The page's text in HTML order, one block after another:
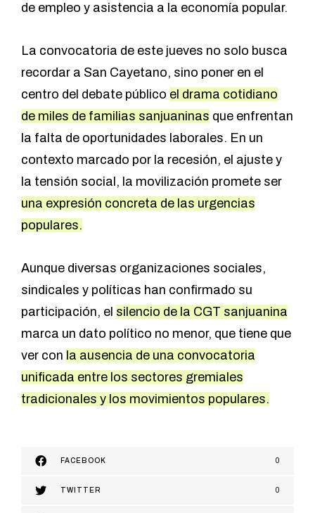
de empleo y asistencia a la economía popular.
La convocatoria de este jueves no solo busca
recordar a San Cayetano, sino poner en el
centro del debate público el drama cotidiano
de miles de familias sanjuaninas que enfrentan
la falta de oportunidades laborales. En un
contexto marcado por la recesión, el ajuste y
la tensión social, la movilización promete ser
una expresión concreta de las urgencias
populares.
Aunque diversas organizaciones sociales,
sindicales y políticas han confirmado su
participación, el silencio de la CGT sanjuanina
marca un dato político no menor, que tiene que
ver con la ausencia de una convocatoria
unificada entre los sectores gremiales
tradicionales y los movimientos populares.
FACEBOOK 0
TWITTER 0